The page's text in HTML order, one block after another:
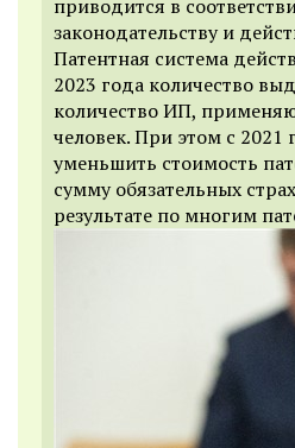
приводится в
законодательству и
Патентная система
2023 года количество
количество ИП,
человек. При этом с
уменьшить стоимость
сумму обязательных
результате по многим